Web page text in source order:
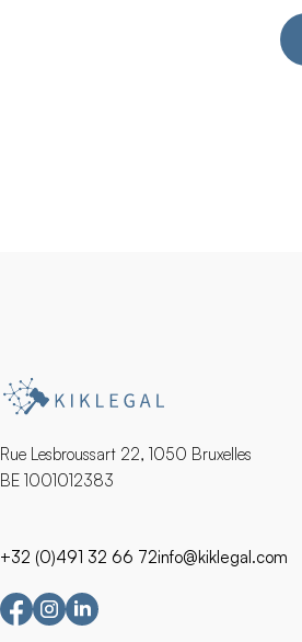
Rue Lesbroussart 22, 1050 Bruxelles
BE 1001012383
+32 (0)491 32 66 72info@kiklegal.com